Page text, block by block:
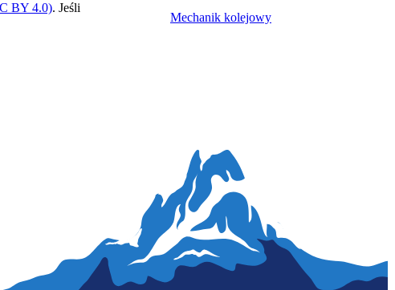
BY 4.0). Jeśli
Mechanik kolejowy